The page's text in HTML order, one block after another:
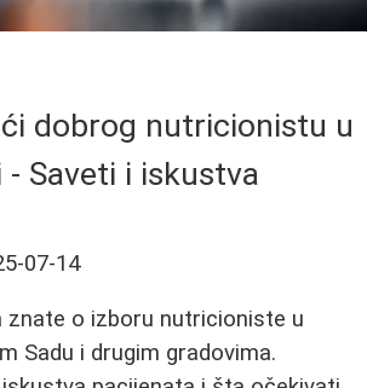
dobrog nutricionistu u
- Saveti i iskustva
07-14
znate o izboru nutricioniste u
Sadu i drugim gradovima.